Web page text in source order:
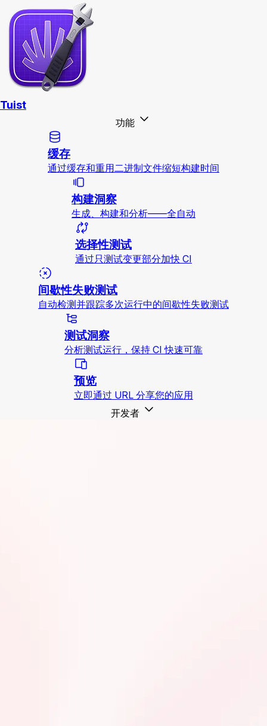
Tuist
功能
缓存
通过缓存和重用二进制文件缩短构建时间
构建洞察
生成、构建和分析——全自动
选择性测试
通过只测试变更部分加快 CI
间歇性失败测试
自动检测并跟踪多次运行中的间歇性失败测试
测试洞察
分析测试运行，保持 CI 快速可靠
预览
立即通过 URL 分享您的应用
开发者